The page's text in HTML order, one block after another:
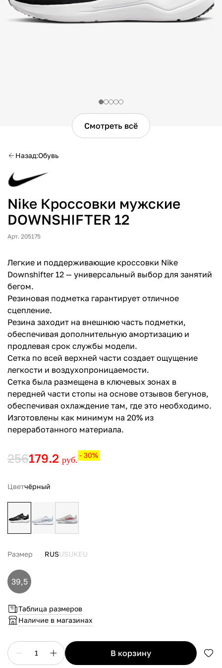
Смотреть всё
Назад Обувь
Nike Кроссовки мужские
DOWNSHIFTER 12
Арт. 205175
Легкие и поддерживающие кроссовки Nike
Downshifter 12 — универсальный выбор для занятий
бегом.
Резиновая подметка гарантирует отличное
сцепление.
Резина заходит на внешнюю часть подметки,
обеспечивая дополнительную амортизацию и
продлевая срок службы модели.
Сетка по всей верхней части создает ощущение
легкости и воздухопроницаемости.
Сетка была размещена в ключевых зонах в
передней части стопы на основе отзывов бегунов,
обеспечивая охлаждение там, где это необходимо.
Изготовлены как минимум на 20% из
переработанного материала.
256179.2 руб. - 30%
Цветчёрный
Размер RUSUSUKEU
39,5
Таблица размеров
Наличие в магазинах
1 в корзину